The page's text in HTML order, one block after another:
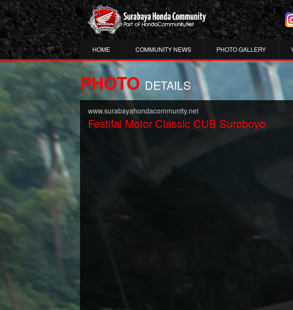
HOME COMMUNITY NEWS PHOTO GALLERY
PHOTO DETAILS
www.surabayahondacommunity.net
Festifal Motor Classic CUB Suroboyo